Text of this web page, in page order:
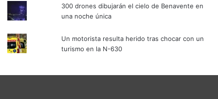
300 drones dibujarán el cielo de Benavente en
una noche única
Un motorista resulta herido tras chocar con un
turismo en la N-630